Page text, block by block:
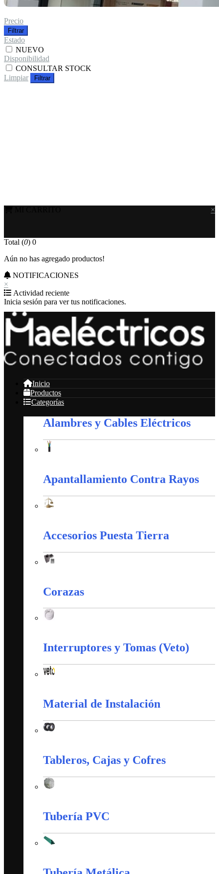
Precio
Filtrar
Estado
NUEVO
Disponibilidad
CONSULTAR STOCK
Limpiar
Filtrar
×
Total (0) 0
Aún no has agregado productos!
NOTIFICACIONES
×
Actividad reciente
Inicia sesión para ver tus notificaciones.
Inicio
Productos
Categorías
Alambres y Cables Eléctricos
Apantallamiento Contra Rayos
Accesorios Puesta Tierra
Corazas
Interruptores y Tomas (Veto)
Material de Instalación
Tableros, Cajas y Cofres
Tubería PVC